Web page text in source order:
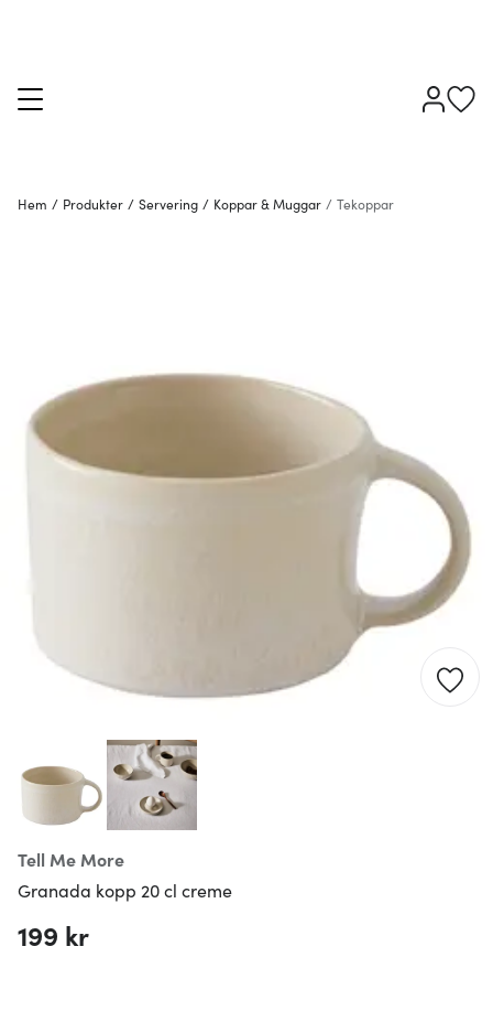
Hem / Produkter / Servering / Koppar & Muggar / Tekoppar
Tell Me More
Granada kopp 20 cl creme
199 kr